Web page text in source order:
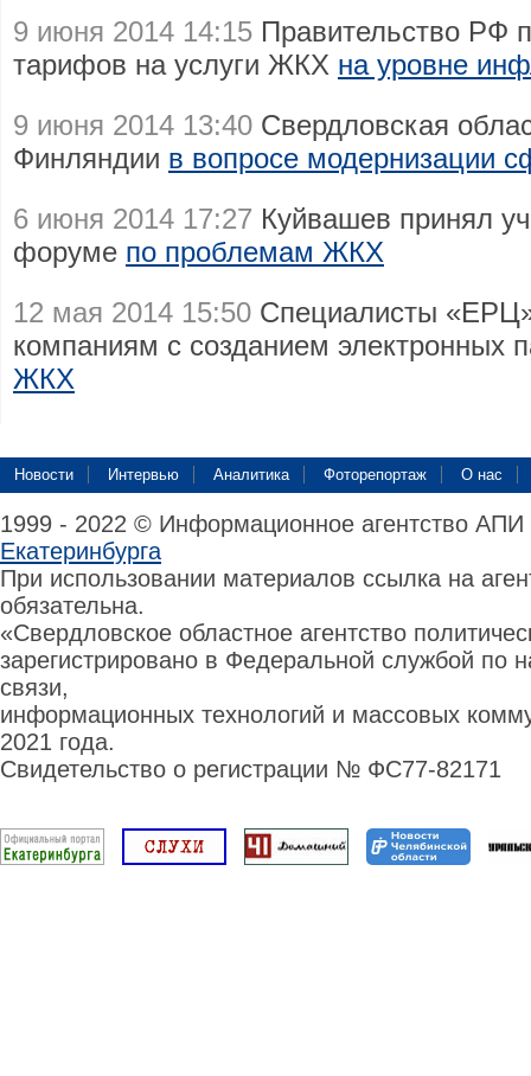
9 июня 2014 14:15 Правительство РФ
тарифов на услуги ЖКХ на уровне
9 июня 2014 13:40 Свердловская
Финляндии в вопросе модернизации
6 июня 2014 17:27 Куйвашев принял
форуме по проблемам ЖКХ
12 мая 2014 15:50 Специалисты
компаниям с созданием электронных
ЖКХ
Новости Интервью Аналитика Фоторепортаж О нас
1999 - 2022 © Информационное агентство
Екатеринбурга
При использовании материалов ссылка на
обязательна.
«Свердловское областное агентство
зарегистрировано в Федеральной службой по
связи,
информационных технологий и массовых
2021 года.
Свидетельство о регистрации № ФС77-82171